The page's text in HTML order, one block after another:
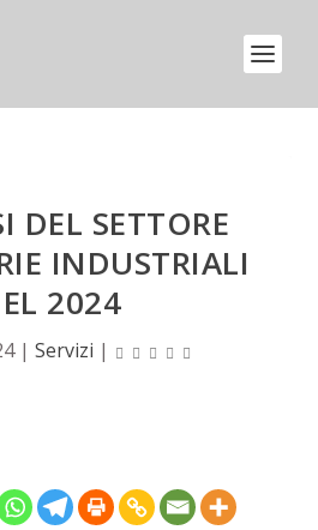
DEL SETTORE
INDUSTRIALI
2024
| Servizi |